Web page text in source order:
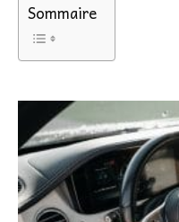
Sommaire